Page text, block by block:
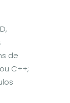
de
C++;